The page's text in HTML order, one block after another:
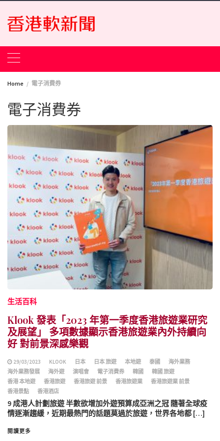
Skip
content
Home 電子消費券
電子消費券
生活百科
Klook 發表「2023 年第一季度香港旅遊業研究
及展望」 多項數據顯示香港旅遊業內外持續向
好 對前景深感樂觀
29/03/2023 KLOOK 日本 日本 旅遊 本地遊 泰國
海外業務
海外業務發展
海外遊 演唱會 電子消費券 韓國
韓國 旅遊
香港 本地遊
香港旅遊 香港旅遊 前景 香港旅遊業
香港旅遊業 前景
香港景點
香港酒店
9 成港人計劃旅遊 半數欲增加外遊預算成亞洲之冠 隨著全球疫
情逐漸趨緩，近期最熱門的話題莫過於旅遊，世界各地都 […]
閱讀更多